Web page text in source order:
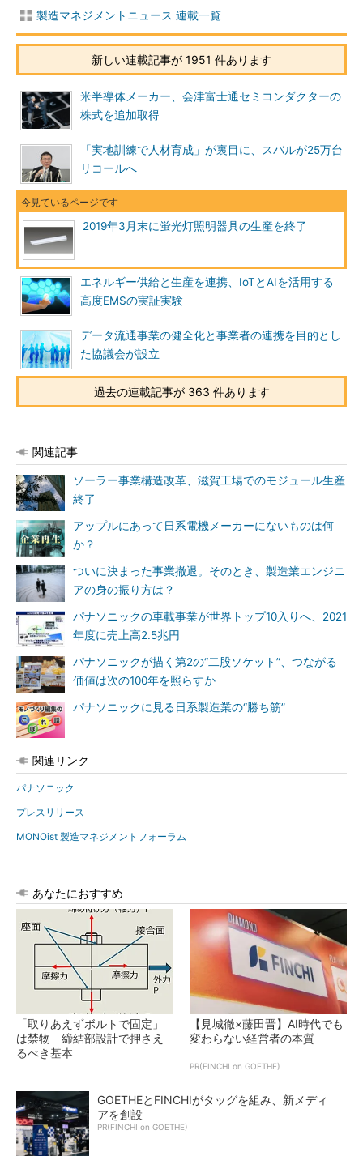
製造マネジメントニュース 連載一覧
新しい連載記事が 1951 件あります
米半導体メーカー、会津富士通セミコンダクターの
株式を追加取得
「実地訓練で人材育成」が裏目に、スバルが25万台
リコールへ
2019年3月末に蛍光灯照明器具の生産を終了
エネルギー供給と生産を連携、IoTとAIを活用する
高度EMSの実証実験
データ流通事業の健全化と事業者の連携を目的とし
た協議会が設立
過去の連載記事が 363 件あります
関連記事
ソーラー事業構造改革、滋賀工場でのモジュール生産
終了
アップルにあって日系電機メーカーにないものは何
か？
ついに決まった事業撤退。そのとき、製造業エンジニ
アの身の振り方は？
パナソニックの車載事業が世界トップ10入りへ、2021
年度に売上高2.5兆円
パナソニックが描く第2の“二股ソケット”、つながる
価値は次の100年を照らすか
パナソニックに見る日系製造業の“勝ち筋”
関連リンク
パナソニック
プレスリリース
MONOist 製造マネジメントフォーラム
あなたにおすすめ
「取りあえずボルトで固定」
は禁物 締結部設計で押さえ
るべき基本
【見城徹×藤田晋】AI時代でも
変わらない経営者の本質
PR(FINCHI on GOETHE)
GOETHEとFINCHIがタッグを組み、新メディ
アを創設
PR(FINCHI on GOETHE)